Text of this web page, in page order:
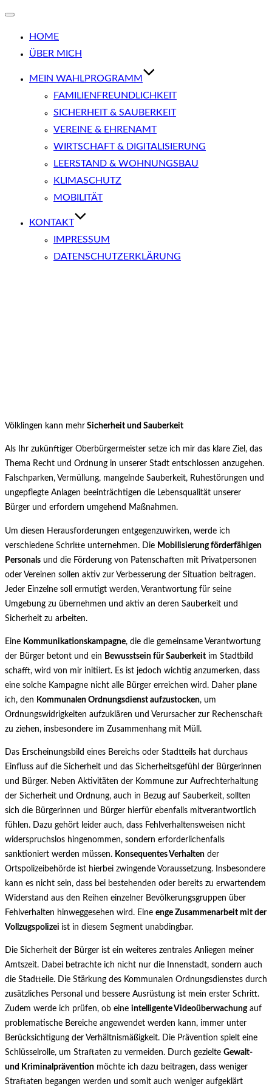
Navigation
HOME
ÜBER MICH
MEIN WAHLPROGRAMM
FAMILIENFREUNDLICHKEIT
SICHERHEIT & SAUBERKEIT
VEREINE & EHRENAMT
WIRTSCHAFT & DIGITALISIERUNG
LEERSTAND & WOHNUNGSBAU
KLIMASCHUTZ
MOBILITÄT
KONTAKT
IMPRESSUM
DATENSCHUTZ­ERKLÄRUNG
springen
Völklingen kann mehr Sicherheit und Sauberkeit
Als Ihr zukünftiger Oberbürgermeister setze ich mir das klare Ziel, das
Thema Recht und Ordnung in unserer Stadt entschlossen anzugehen.
Falschparken, Vermüllung, mangelnde Sauberkeit, Ruhestörungen und
ungepflegte Anlagen beeinträchtigen die Lebensqualität unserer
Bürger und erfordern umgehend Maßnahmen.
Um diesen Herausforderungen entgegenzuwirken, werde ich
verschiedene Schritte unternehmen. Die Mobilisierung förderfähigen
Personals und die Förderung von Patenschaften mit Privatpersonen
oder Vereinen sollen aktiv zur Verbesserung der Situation beitragen.
Jeder Einzelne soll ermutigt werden, Verantwortung für seine
Umgebung zu übernehmen und aktiv an deren Sauberkeit und
Sicherheit zu arbeiten.
Eine Kommunikationskampagne, die die gemeinsame Verantwortung
der Bürger betont und ein Bewusstsein für Sauberkeit im Stadtbild
schafft, wird von mir initiiert. Es ist jedoch wichtig anzumerken, dass
eine solche Kampagne nicht alle Bürger erreichen wird. Daher plane
ich, den Kommunalen Ordnungsdienst aufzustocken, um
Ordnungswidrigkeiten aufzuklären und Verursacher zur Rechenschaft
zu ziehen, insbesondere im Zusammenhang mit Müll.
Das Erscheinungsbild eines Bereichs oder Stadtteils hat durchaus
Einfluss auf die Sicherheit und das Sicherheitsgefühl der Bürgerinnen
und Bürger. Neben Aktivitäten der Kommune zur Aufrechterhaltung
der Sicherheit und Ordnung, auch in Bezug auf Sauberkeit, sollten
sich die Bürgerinnen und Bürger hierfür ebenfalls mitverantwortlich
fühlen. Dazu gehört leider auch, dass Fehlverhaltensweisen nicht
widerspruchslos hingenommen, sondern erforderlichenfalls
sanktioniert werden müssen. Konsequentes Verhalten der
Ortspolizeibehörde ist hierbei zwingende Voraussetzung. Insbesondere
kann es nicht sein, dass bei bestehenden oder bereits zu erwartendem
Widerstand aus den Reihen einzelner Bevölkerungsgruppen über
Fehlverhalten hinweggesehen wird. Eine enge Zusammenarbeit mit der
Vollzugspolizei ist in diesem Segment unabdingbar.
Die Sicherheit der Bürger ist ein weiteres zentrales Anliegen meiner
Amtszeit. Dabei betrachte ich nicht nur die Innenstadt, sondern auch
die Stadtteile. Die Stärkung des Kommunalen Ordnungsdienstes durch
zusätzliches Personal und bessere Ausrüstung ist mein erster Schritt.
Zudem werde ich prüfen, ob eine intelligente Videoüberwachungauf
problematische Bereiche angewendet werden kann, immer unter
Berücksichtigung der Verhältnismäßigkeit. Die Prävention spielt eine
Schlüsselrolle, um Straftaten zu vermeiden. Durch gezielte Gewalt-
und Kriminalprävention möchte ich dazu beitragen, dass weniger
Straftaten begangen werden und somit auch weniger aufgeklärt